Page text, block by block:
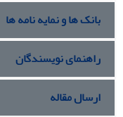
بانک ها و نمایه نامه ها
راهنمای نویسندگان
ارسال مقاله